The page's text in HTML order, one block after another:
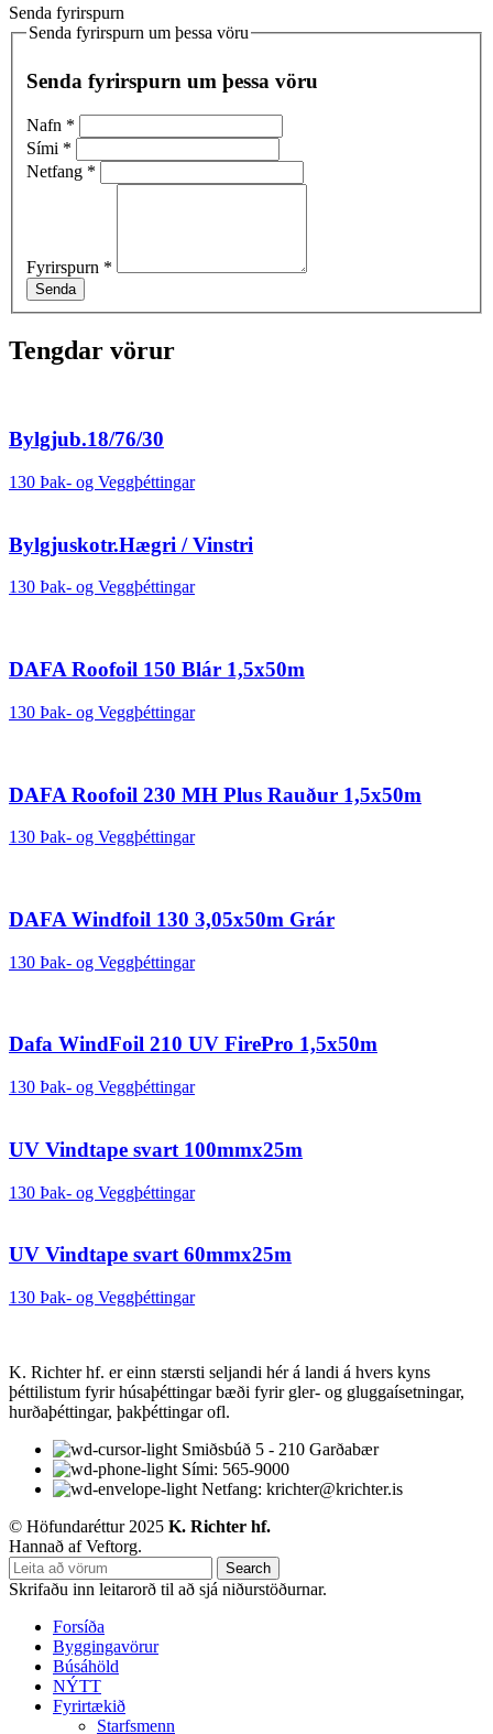
Senda fyrirspurn
Senda fyrirspurn um þessa vöru
Senda fyrirspurn um þessa vöru
Nafn *
Sími *
Netfang *
Fyrirspurn *
Senda
Tengdar vörur
Bylgjub.18/76/30
130 Þak- og Veggþéttingar
Bylgjuskotr.Hægri / Vinstri
130 Þak- og Veggþéttingar
DAFA Roofoil 150 Blár 1,5x50m
130 Þak- og Veggþéttingar
DAFA Roofoil 230 MH Plus Rauður 1,5x50m
130 Þak- og Veggþéttingar
DAFA Windfoil 130 3,05x50m Grár
130 Þak- og Veggþéttingar
Dafa WindFoil 210 UV FirePro 1,5x50m
130 Þak- og Veggþéttingar
UV Vindtape svart 100mmx25m
130 Þak- og Veggþéttingar
UV Vindtape svart 60mmx25m
130 Þak- og Veggþéttingar
K. Richter hf. er einn stærsti seljandi hér á landi á hvers kyns
þéttilistum fyrir húsaþéttingar bæði fyrir gler- og gluggaísetningar,
hurðaþéttingar, þakþéttingar ofl.
Smiðsbúð 5 - 210 Garðabær
Sími: 565-9000
Netfang: krichter@krichter.is
© Höfundaréttur 2025 K. Richter hf.
Hannað af Veftorg.
Search
Skrifaðu inn leitarorð til að sjá niðurstöðurnar.
Forsíða
Byggingavörur
Búsáhöld
NÝTT
Fyrirtækið
Starfsmenn